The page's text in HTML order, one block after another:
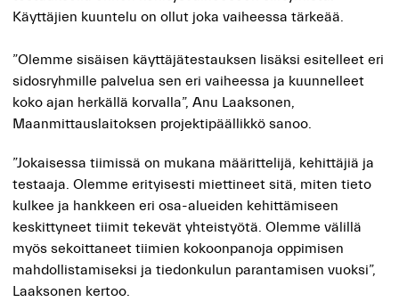
Käyttäjien kuuntelu on ollut joka vaiheessa tärkeää.
”Olemme sisäisen käyttäjätestauksen lisäksi esitelleet eri
sidosryhmille palvelua sen eri vaiheessa ja kuunnelleet
koko ajan herkällä korvalla”, Anu Laaksonen,
Maanmittauslaitoksen projektipäällikkö sanoo.
”Jokaisessa tiimissä on mukana määrittelijä, kehittäjiä ja
testaaja. Olemme erityisesti miettineet sitä, miten tieto
kulkee ja hankkeen eri osa-alueiden kehittämiseen
keskittyneet tiimit tekevät yhteistyötä. Olemme välillä
myös sekoittaneet tiimien kokoonpanoja oppimisen
mahdollistamiseksi ja tiedonkulun parantamisen vuoksi”,
Laaksonen kertoo.